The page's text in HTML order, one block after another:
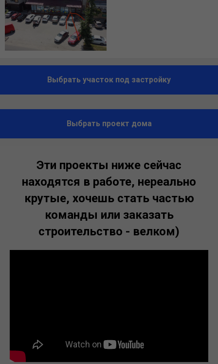
Выбрать участок под застройку
Выбрать проект дома
Эти проекты ниже сейчас
находятся в работе, нереально
крутые, хочешь стать частью
команды или заказать
строительство - велком)